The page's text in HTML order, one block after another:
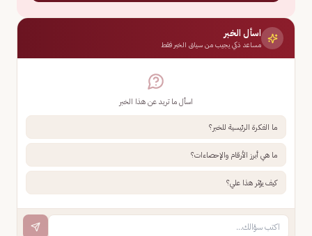
اسأل الخبر
مساعد ذكي يجيب من سياق الخبر فقط
اسأل ما تريد عن هذا الخبر
ما الفكرة الرئيسية للخبر؟
ما هي أبرز الأرقام والإحصاءات؟
كيف يؤثر هذا علي؟